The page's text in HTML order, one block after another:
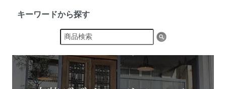
キーワードから探す